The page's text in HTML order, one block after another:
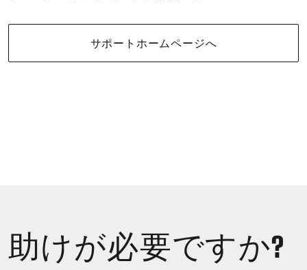
サポートホームページへ
助けが必要ですか?